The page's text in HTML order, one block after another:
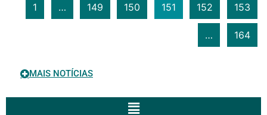
1 … 149 150 151 152 153
… 164
MAIS NOTÍCIAS